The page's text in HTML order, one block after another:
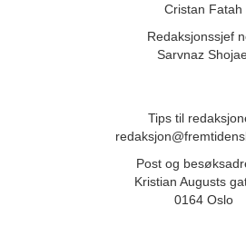
Cristan Fatah
Redaksjonssjef
Sarvnaz
Tips til
Post og
Kristian Augusts
0164 Oslo